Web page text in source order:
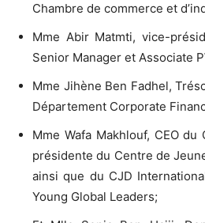
Chambre de commerce et
Mme Abir Matmti, vice-
Senior Manager et Associate
Mme Jihène Ben Fadhel,
Département Corporate
Mme Wafa Makhlouf, CEO du
présidente du Centre de
ainsi que du CJD
Young Global Leaders;